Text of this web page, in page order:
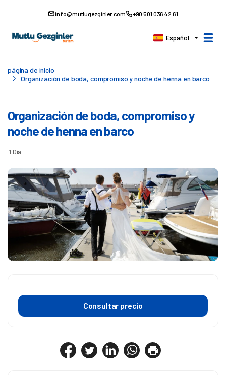
info@mutlugezginler.com +90 501 036 42 61
Español
página de inicio
Organización de boda, compromiso y noche de henna en barco
Organización de boda, compromiso y
noche de henna en barco
1 Día
Consultar precio